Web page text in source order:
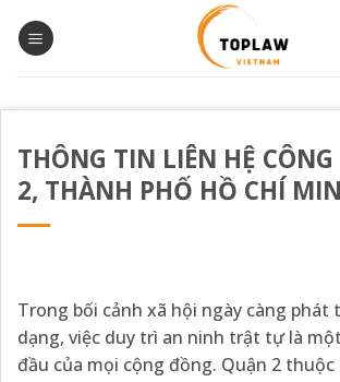
qua
THÔNG TIN LIÊN HỆ
2, THÀNH PHỐ HỒ CHÍ
Trong bối cảnh xã hội ngày càng phát
dạng, việc duy trì an ninh trật tự là
đầu của mọi cộng đồng. Quận 2